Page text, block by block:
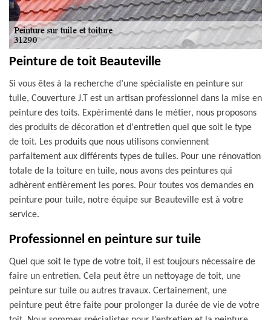
Peinture de toit Beauteville
Si vous êtes à la recherche d’une spécialiste en peinture sur
tuile, Couverture J.T est un artisan professionnel dans la mise en
peinture des toits. Expérimenté dans le métier, nous proposons
des produits de décoration et d'entretien quel que soit le type
de toit. Les produits que nous utilisons conviennent
parfaitement aux différents types de tuiles. Pour une rénovation
totale de la toiture en tuile, nous avons des peintures qui
adhèrent entièrement les pores. Pour toutes vos demandes en
peinture pour tuile, notre équipe sur Beauteville est à votre
service.
Professionnel en peinture sur tuile
Quel que soit le type de votre toit, il est toujours nécessaire de
faire un entretien. Cela peut être un nettoyage de toit, une
peinture sur tuile ou autres travaux. Certainement, une
peinture peut être faite pour prolonger la durée de vie de votre